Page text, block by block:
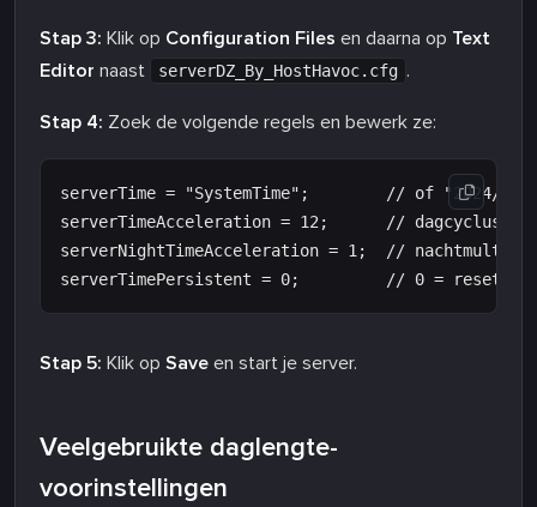
Stap 3: Klik op Configuration Files en daarna op Text
Editor naast serverDZ_By_HostHavoc.cfg .
Stap 4: Zoek de volgende regels en bewerk ze:
serverTime = "SystemTime";        // of "2024/
serverTimeAcceleration = 12;      //
serverNightTimeAcceleration = 1;  //
Stap 5: Klik op Save en start je server.
Veelgebruikte daglengte-
voorinstellingen